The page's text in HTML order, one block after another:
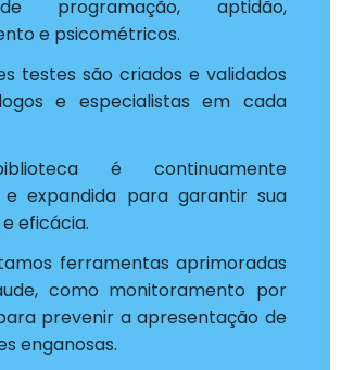
programação, aptidão,
e psicométricos.
testes são criados e validados
e especialistas em cada
é continuamente
e expandida para garantir sua
eficácia.
ferramentas aprimoradas
como monitoramento por
prevenir a apresentação de
enganosas.